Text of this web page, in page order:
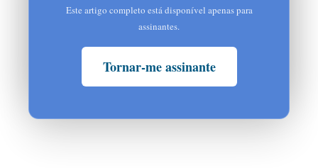
Este artigo completo está disponível apenas para
assinantes.
Tornar-me assinante